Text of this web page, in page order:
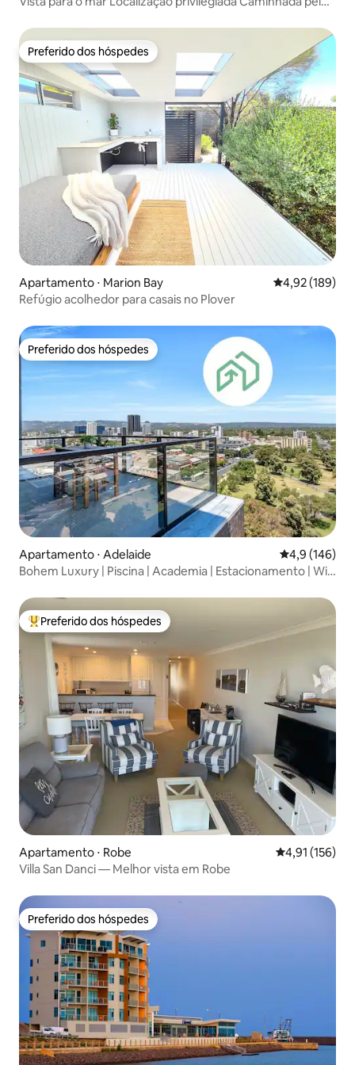
Preferido dos hóspedes
Preferido dos hóspedes
Apartamento ⋅ Marion Bay 4,92 de uma
4,92 (189)
Refúgio acolhedor para casais no Plover
Preferido dos hóspedes
Preferido dos hóspedes
Apartamento ⋅ Adelaide 4,9 de uma
4,9 (146)
Bohem Luxury | Piscina | Academia | Estacionamento | Wi-
Entre os melhores preferidos dos hóspedes
Preferido dos hóspedes
Apartamento ⋅ Robe 4,91 de uma
4,91 (156)
Villa San Danci — Melhor vista em Robe
Preferido dos hóspedes
Preferido dos hóspedes